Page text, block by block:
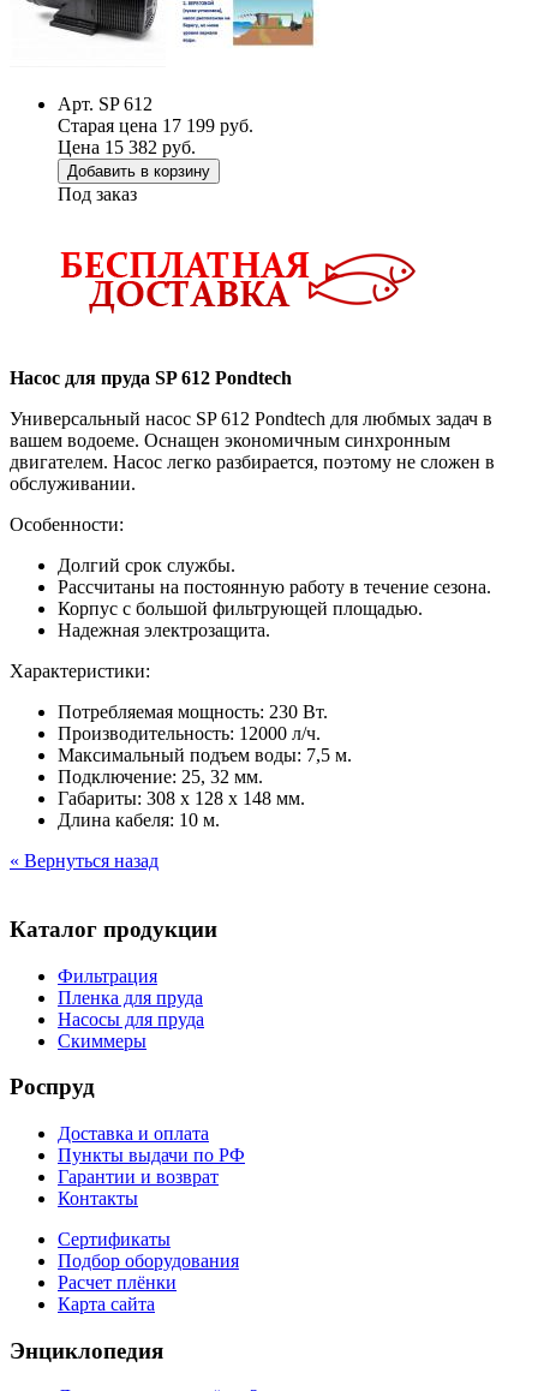
Арт. SP 612
Старая цена 17 199 руб.
Цена 15 382 руб.
Добавить в корзину
Под заказ
Насос для пруда SP 612 Pondtech
Универсальный насос SP 612 Pondtech для любмых задач в
вашем водоеме. Оснащен экономичным синхронным
двигателем. Насос легко разбирается, поэтому не сложен в
обслуживании.
Особенности:
Долгий срок службы.
Рассчитаны на постоянную работу в течение сезона.
Корпус с большой фильтрующей площадью.
Надежная электрозащита.
Характеристики:
Потребляемая мощность: 230 Вт.
Производительность: 12000 л/ч.
Максимальный подъем воды: 7,5 м.
Подключение: 25, 32 мм.
Габариты: 308 х 128 х 148 мм.
Длина кабеля: 10 м.
« Вернуться назад
Каталог продукции
Фильтрация
Пленка для пруда
Насосы для пруда
Скиммеры
Роспруд
Доставка и оплата
Пункты выдачи по РФ
Гарантии и возврат
Контакты
Сертификаты
Подбор оборудования
Расчет плёнки
Карта сайта
Энциклопедия